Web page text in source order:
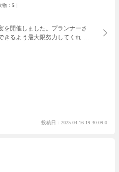
： 5
開催しました。 プランナーさ
きるよう最大限努力してくれま
もよく動いたり、気遣ったり
ことができました。
らも絶賛の声が多かったです。
ベントを行う上で、スタッフの
くれたりしました。ゲストや
から運営までスムーズに行って
。
投稿日：2025-04-16 19:30:09.0